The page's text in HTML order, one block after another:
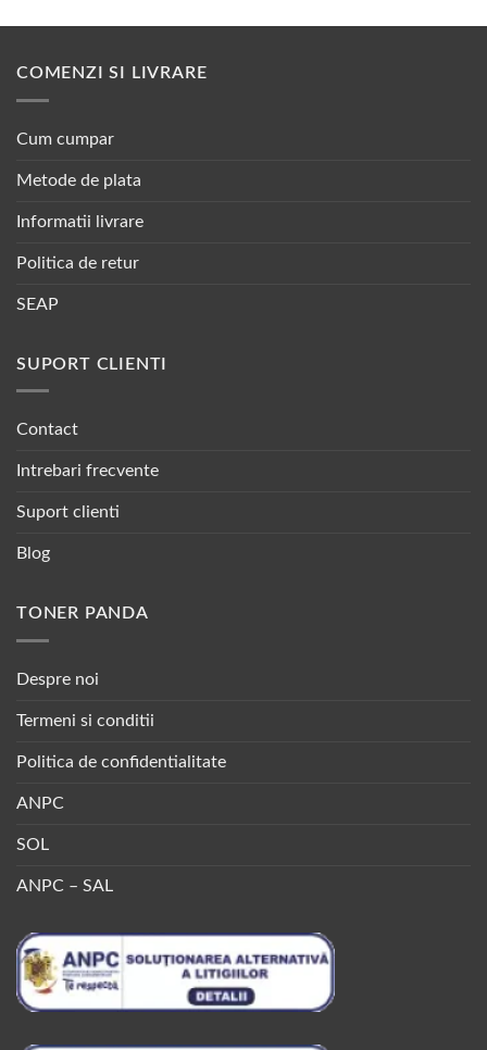
COMENZI SI LIVRARE
Cum cumpar
Metode de plata
Informatii livrare
Politica de retur
SEAP
SUPORT CLIENTI
Contact
Intrebari frecvente
Suport clienti
Blog
TONER PANDA
Despre noi
Termeni si conditii
Politica de confidentialitate
ANPC
SOL
ANPC – SAL